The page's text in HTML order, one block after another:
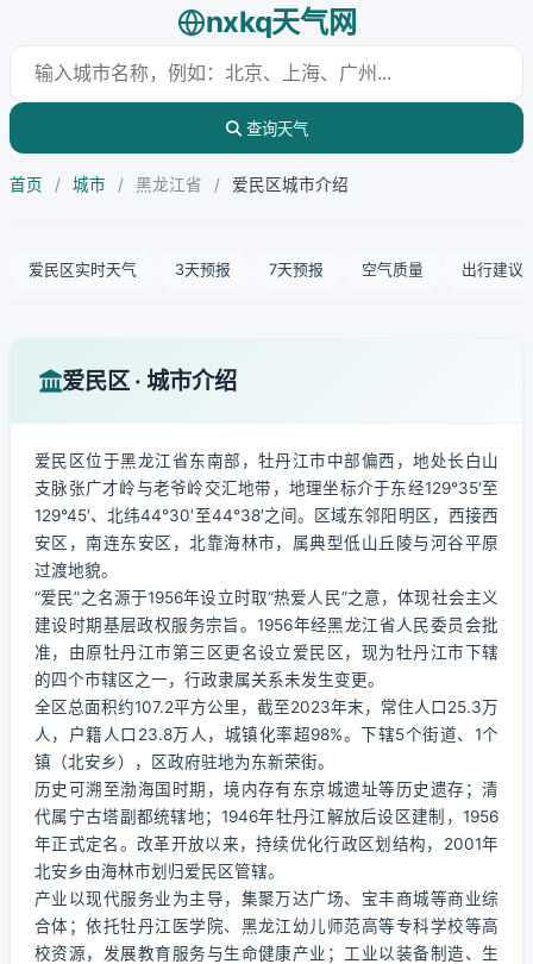
nxkq天气网
查询天气
首页 / 城市 / 黑龙江省 / 爱民区城市介绍
爱民区实时天气 3天预报 7天预报 空气质量 出行建议
爱民区 · 城市介绍
爱民区位于黑龙江省东南部，牡丹江市中部偏西，地处长白山
支脉张广才岭与老爷岭交汇地带，地理坐标介于东经129°35′至
129°45′、北纬44°30′至44°38′之间。区域东邻阳明区，西接西
安区，南连东安区，北靠海林市，属典型低山丘陵与河谷平原
过渡地貌。
“爱民”之名源于1956年设立时取“热爱人民”之意，体现社会主义
建设时期基层政权服务宗旨。1956年经黑龙江省人民委员会批
准，由原牡丹江市第三区更名设立爱民区，现为牡丹江市下辖
的四个市辖区之一，行政隶属关系未发生变更。
全区总面积约107.2平方公里，截至2023年末，常住人口25.3万
人，户籍人口23.8万人，城镇化率超98%。下辖5个街道、1个
镇（北安乡），区政府驻地为东新荣街。
历史可溯至渤海国时期，境内存有东京城遗址等历史遗存；清
代属宁古塔副都统辖地；1946年牡丹江解放后设区建制，1956
年正式定名。改革开放以来，持续优化行政区划结构，2001年
北安乡由海林市划归爱民区管辖。
产业以现代服务业为主导，集聚万达广场、宝丰商城等商业综
合体；依托牡丹江医学院、黑龙江幼儿师范高等专科学校等高
校资源，发展教育服务与生命健康产业；工业以装备制造、生